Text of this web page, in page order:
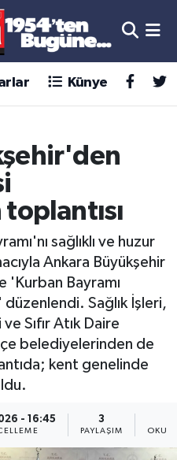
Künye
sağlıklı ve huzur
Ankara Büyükşehir
'Kurban Bayramı
düzenlendi. Sağlık İşleri,
Sıfır Atık Daire
ilçe belediyelerinden de
kent genelinde
- 16:45 3
PAYLAŞIM